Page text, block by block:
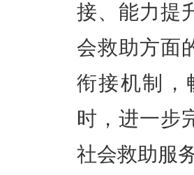
接、能力提
会救助方面
衔接机制，
时，进一步
社会救助服